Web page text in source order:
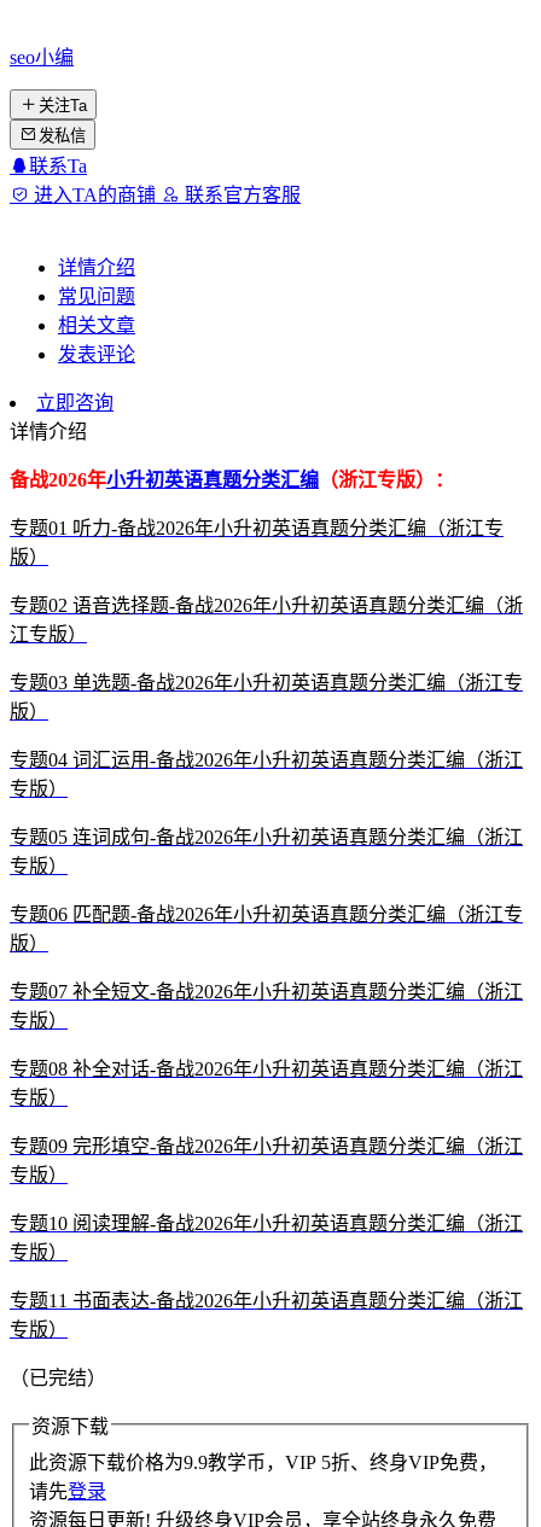
seo小编
关注Ta
发私信
联系Ta
进入TA的商铺
联系官方客服
详情介绍
常见问题
相关文章
发表评论
立即咨询
详情介绍
备战2026年小升初英语真题分类汇编 （浙江专版）：
专题01 听力-备战2026年小升初英语真题分类汇编（浙江专
版）
专题02 语音选择题-备战2026年小升初英语真题分类汇编（浙
江专版）
专题03 单选题-备战2026年小升初英语真题分类汇编（浙江专
版）
专题04 词汇运用-备战2026年小升初英语真题分类汇编（浙江
专版）
专题05 连词成句-备战2026年小升初英语真题分类汇编（浙江
专版）
专题06 匹配题-备战2026年小升初英语真题分类汇编（浙江专
版）
专题07 补全短文-备战2026年小升初英语真题分类汇编（浙江
专版）
专题08 补全对话-备战2026年小升初英语真题分类汇编（浙江
专版）
专题09 完形填空-备战2026年小升初英语真题分类汇编（浙江
专版）
专题10 阅读理解-备战2026年小升初英语真题分类汇编（浙江
专版）
专题11 书面表达-备战2026年小升初英语真题分类汇编（浙江
专版）
（已完结）
资源下载
此资源下载价格为9.9教学币，VIP 5折、终身VIP免费，
请先登录
资源每日更新! 升级终身VIP会员，享全站终身永久免费